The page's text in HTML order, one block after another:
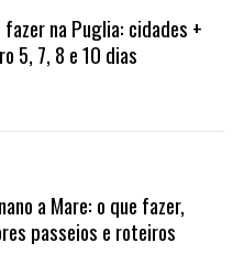
fazer na Puglia: cidades +
5, 7, 8 e 10 dias
a Mare: o que fazer,
passeios e roteiros